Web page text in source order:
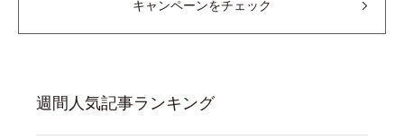
キャンペーンをチェック
週間人気記事ランキング